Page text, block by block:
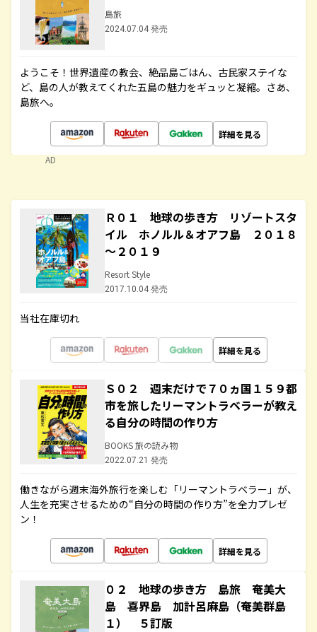
島旅
2024.07.04 発売
ようこそ！世界遺産の教会、絶品島ごはん、古民家ステイな
ど、島の人が教えてくれた五島の魅力をギュッと凝縮。さあ、
島旅へ。
詳細を見る
AD
Ｒ０１ 地球の歩き方 リゾートスタ
イル ホノルル＆オアフ島 ２０１８
～２０１９
Resort Style
2017.10.04 発売
当社在庫切れ
詳細を見る
Ｓ０２ 週末だけで７０ヵ国１５９都
市を旅したリーマントラベラーが教え
る自分の時間の作り方
BOOKS 旅の読み物
2022.07.21 発売
働きながら週末海外旅行を楽しむ「リーマントラベラー」が、
人生を充実させるための“自分の時間の作り方”を全力プレゼ
ン！
詳細を見る
０２ 地球の歩き方 島旅 奄美大
島 喜界島 加計呂麻島（奄美群島
１） ５訂版